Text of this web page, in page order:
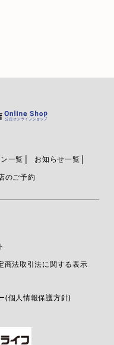
一覧
お知らせ一覧
のご予約
商法取引法に関する表示
(個人情報保護方針)